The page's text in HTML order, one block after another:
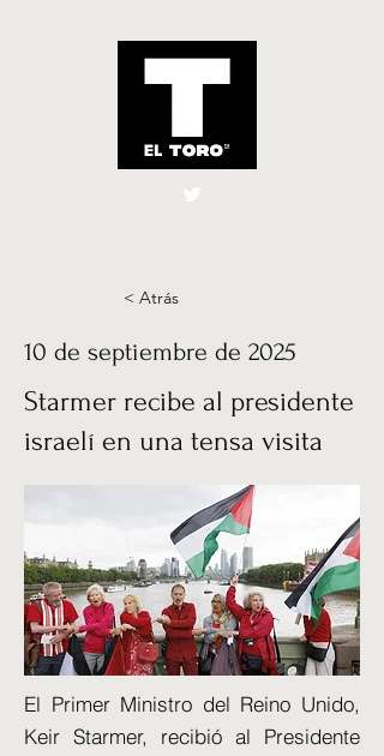
El Toro España
< Atrás
10 de septiembre de 2025
Starmer recibe al presidente
israelí en una tensa visita
El Primer Ministro del Reino Unido,
Keir Starmer, recibió al Presidente